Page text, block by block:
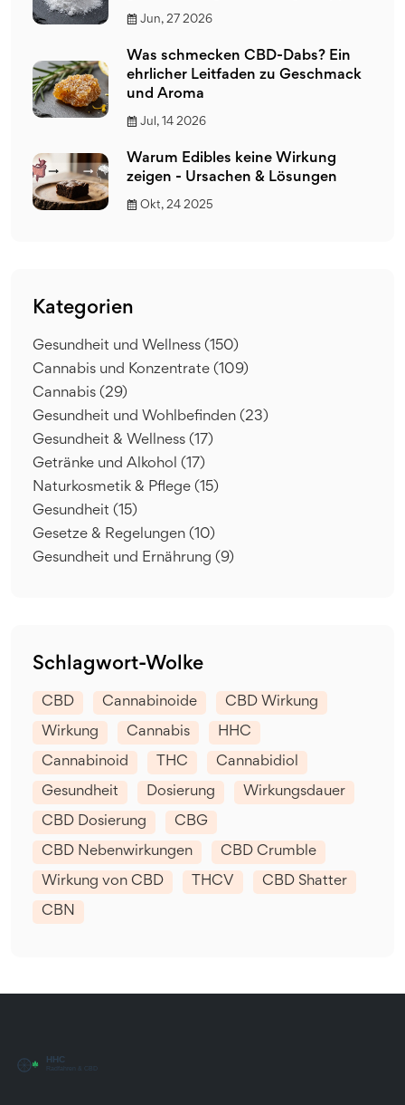
Jun, 27 2026
Was schmecken CBD-Dabs? Ein
ehrlicher Leitfaden zu Geschmack
und Aroma
Jul, 14 2026
Warum Edibles keine Wirkung
zeigen - Ursachen & Lösungen
Okt, 24 2025
Kategorien
Gesundheit und Wellness (150)
Cannabis und Konzentrate (109)
Cannabis (29)
Gesundheit und Wohlbefinden (23)
Gesundheit & Wellness (17)
Getränke und Alkohol (17)
Naturkosmetik & Pflege (15)
Gesundheit (15)
Gesetze & Regelungen (10)
Gesundheit und Ernährung (9)
Schlagwort-Wolke
CBD Cannabinoide CBD Wirkung
Wirkung Cannabis HHC
Cannabinoid THC Cannabidiol
Gesundheit Dosierung Wirkungsdauer
CBD Dosierung CBG
CBD Nebenwirkungen CBD Crumble
Wirkung von CBD THCV CBD Shatter
CBN